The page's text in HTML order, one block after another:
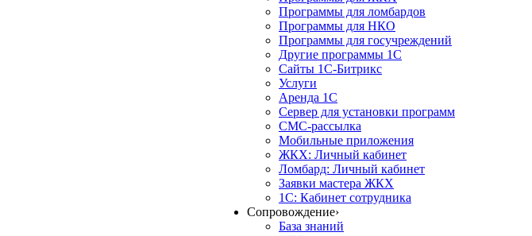
Программы для ломбардов
Программы для НКО
Программы для госучреждений
Другие программы 1С
Сайты 1С-Битрикс
Услуги
Аренда 1С
Сервер для установки программ
СМС-рассылка
Мобильные приложения
ЖКХ: Личный кабинет
Ломбард: Личный кабинет
Заявки мастера ЖКХ
1С: Кабинет сотрудника
Сопровождение›
База знаний